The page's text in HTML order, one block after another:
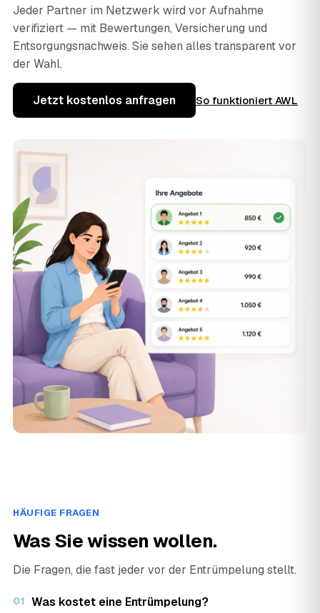
Jeder Partner im Netzwerk wird vor Aufnahme
verifiziert — mit Bewertungen, Versicherung und
Entsorgungsnachweis. Sie sehen alles transparent vor
der Wahl.
Jetzt kostenlos anfragen So funktioniert AWL
HÄUFIGE FRAGEN
Was Sie wissen wollen.
Die Fragen, die fast jeder vor der Entrümpelung stellt.
01 Was kostet eine Entrümpelung?